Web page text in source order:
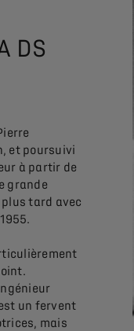
DS
et poursuivi
à partir de
grande
tard avec
un fervent
mais